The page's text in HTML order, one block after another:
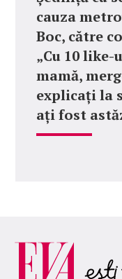
cauza
Boc, către
„Cu 10
mamă,
explicați la
ați fost